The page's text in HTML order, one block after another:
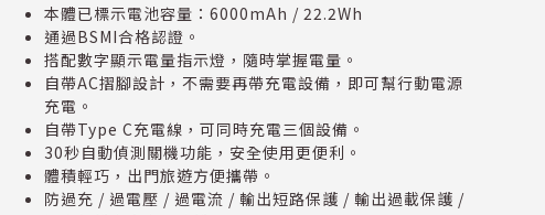
本體已標示電池容量：6000mAh / 22.2Wh
通過BSMI合格認證。
搭配數字顯示電量指示燈，隨時掌握電量。
自帶AC摺腳設計，不需要再帶充電設備，即可幫行動電源
充電。
自帶Type C充電線，可同時充電三個設備。
30秒自動偵測關機功能，安全使用更便利。
體積輕巧，出門旅遊方便攜帶。
防過充 / 過電壓 / 過電流 / 輸出短路保護 / 輸出過載保護 /